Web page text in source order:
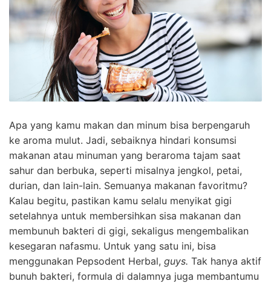
Apa yang kamu makan dan minum bisa berpengaruh
ke aroma mulut. Jadi, sebaiknya hindari konsumsi
makanan atau minuman yang beraroma tajam saat
sahur dan berbuka, seperti misalnya jengkol, petai,
durian, dan lain-lain. Semuanya makanan favoritmu?
Kalau begitu, pastikan kamu selalu menyikat gigi
setelahnya untuk membersihkan sisa makanan dan
membunuh bakteri di gigi, sekaligus mengembalikan
kesegaran nafasmu. Untuk yang satu ini, bisa
menggunakan Pepsodent Herbal, guys. Tak hanya aktif
bunuh bakteri, formula di dalamnya juga membantumu